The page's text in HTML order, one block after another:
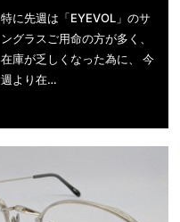
特に先週は「EYEVOL」のサ
ングラスご用命の方が多く、
在庫が乏しくなった為に、 今
週より在…